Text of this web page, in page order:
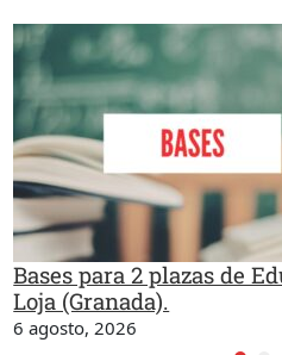
Bases para 2 plazas de
Loja (Granada).
6 agosto, 2026